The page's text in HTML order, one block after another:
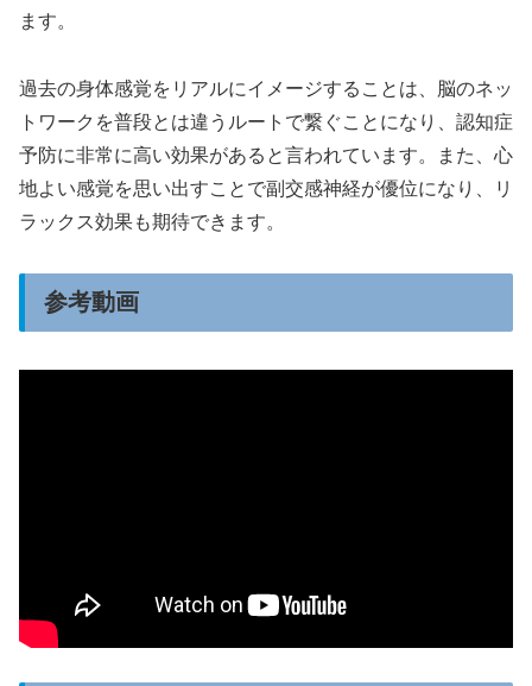
ます。
過去の身体感覚をリアルにイメージすることは、脳のネッ
トワークを普段とは違うルートで繋ぐことになり、認知症
予防に非常に高い効果があると言われています。また、心
地よい感覚を思い出すことで副交感神経が優位になり、リ
ラックス効果も期待できます。
参考動画